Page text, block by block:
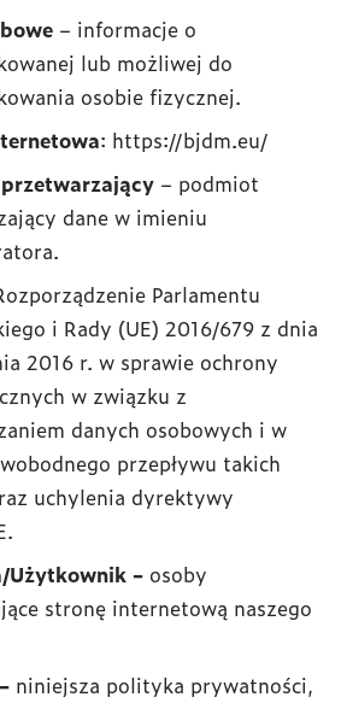
– informacje o
lub możliwej do
osobie fizycznej.
: https://bjdm.eu/
– podmiot
dane w imieniu
Parlamentu
i Rady (UE) 2016/679 z dnia
2016 r. w sprawie ochrony
w związku z
danych osobowych i w
przepływu takich
uchylenia dyrektywy
Użytkownik – osoby
stronę internetową naszego
niniejsza polityka prywatności,